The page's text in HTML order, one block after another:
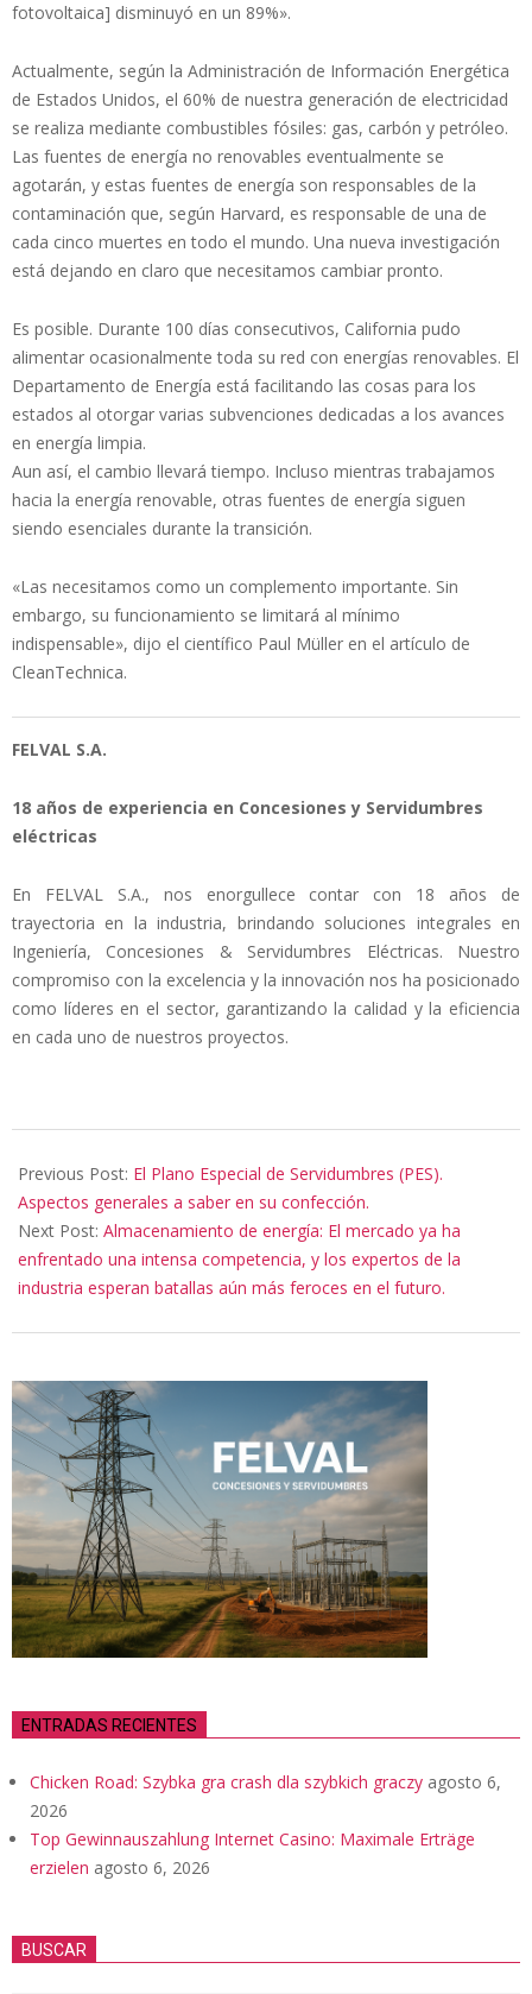
fotovoltaica] disminuyó en un 89%».
Actualmente, según la Administración de Información Energética
de Estados Unidos, el 60% de nuestra generación de electricidad
se realiza mediante combustibles fósiles: gas, carbón y petróleo.
Las fuentes de energía no renovables eventualmente se
agotarán, y estas fuentes de energía son responsables de la
contaminación que, según Harvard, es responsable de una de
cada cinco muertes en todo el mundo. Una nueva investigación
está dejando en claro que necesitamos cambiar pronto.
Es posible. Durante 100 días consecutivos, California pudo
alimentar ocasionalmente toda su red con energías renovables. El
Departamento de Energía está facilitando las cosas para los
estados al otorgar varias subvenciones dedicadas a los avances
en energía limpia.
Aun así, el cambio llevará tiempo. Incluso mientras trabajamos
hacia la energía renovable, otras fuentes de energía siguen
siendo esenciales durante la transición.
«Las necesitamos como un complemento importante. Sin
embargo, su funcionamiento se limitará al mínimo
indispensable», dijo el científico Paul Müller en el artículo de
CleanTechnica.
FELVAL S.A.
18 años de experiencia en Concesiones y Servidumbres
eléctricas
En FELVAL S.A., nos enorgullece contar con 18 años de
trayectoria en la industria, brindando soluciones integrales en
Ingeniería, Concesiones & Servidumbres Eléctricas. Nuestro
compromiso con la excelencia y la innovación nos ha posicionado
como líderes en el sector, garantizando la calidad y la eficiencia
en cada uno de nuestros proyectos.
09-
11
Previous Post: El Plano Especial de Servidumbres (PES).
Aspectos generales a saber en su confección.
Next Post: Almacenamiento de energía: El mercado ya ha
enfrentado una intensa competencia, y los expertos de la
industria esperan batallas aún más feroces en el futuro.
ENTRADAS RECIENTES
Chicken Road: Szybka gra crash dla szybkich graczy agosto 6,
2026
Top Gewinnauszahlung Internet Casino: Maximale Erträge
erzielen agosto 6, 2026
BUSCAR